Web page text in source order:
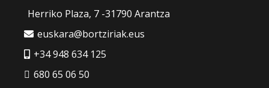
Herriko Plaza, 7 -31790 Arantza
euskara@bortziriak.eus
+34 948 634 125
680 65 06 50